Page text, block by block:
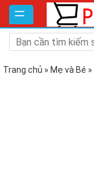
DANH
MỤC
SẢN
PHẨM
Trang chủ » Mẹ và Bé »